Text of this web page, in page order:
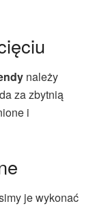
należy
za zbytnią
i
je wykonać